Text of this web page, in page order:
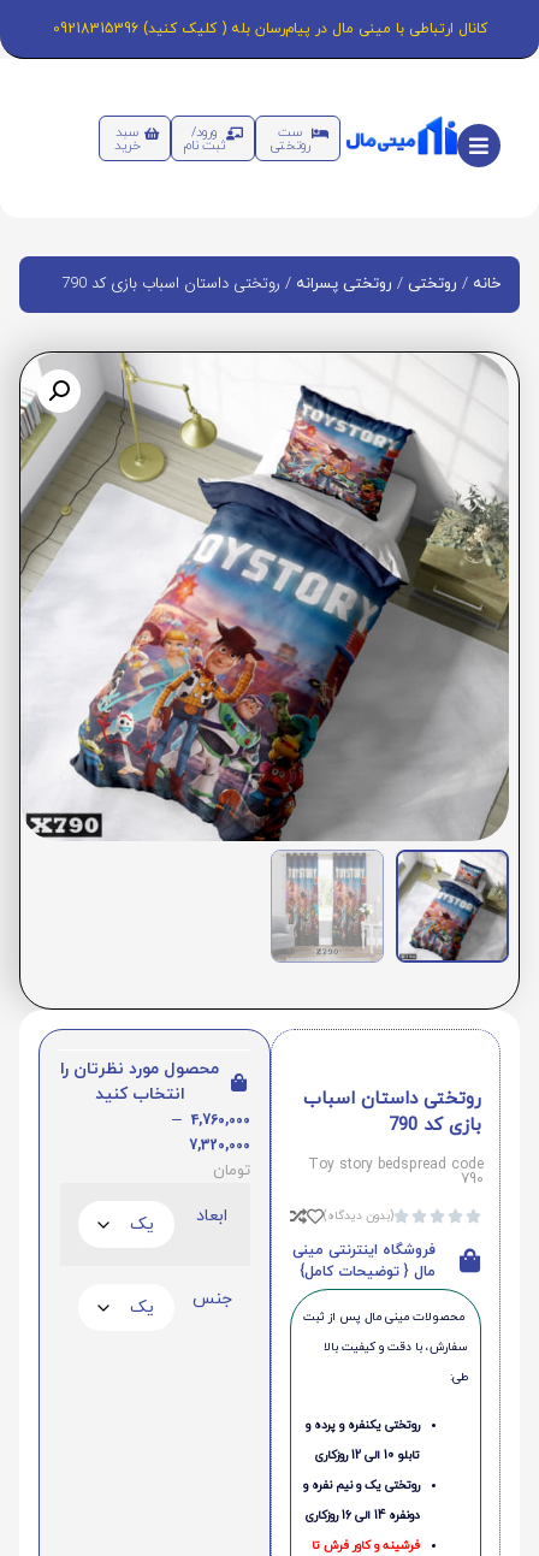
کانال ارتباطی با مینی مال در پیام‌رسان بله ( کلیک کنید) 09218315396
ست
روتختی
ورود/
ثبت نام
سبد
خرید
خانه / روتختی / روتختی پسرانه / روتختی داستان اسباب بازی کد 790
روتختی داستان اسباب
بازی کد 790
Toy story bedspread code
790




(بدون دیدگاه)
فروشگاه اینترنتی مینی
مال { توضیحات کامل}
محصولات مینی‌ مال پس از ثبت
سفارش، با دقت و کیفیت بالا
طی:
روتختی یکنفره و پرده و
تابلو 10 الی 12 روزکاری
روتختی یک و نیم نفره و
دونفره 14 الی 16 روزکاری
فرشینه و کاور فرش تا
محصول مورد نظرتان را
انتخاب کنید
4,760,000
–
7,320,000
تومان
ابعاد
جنس